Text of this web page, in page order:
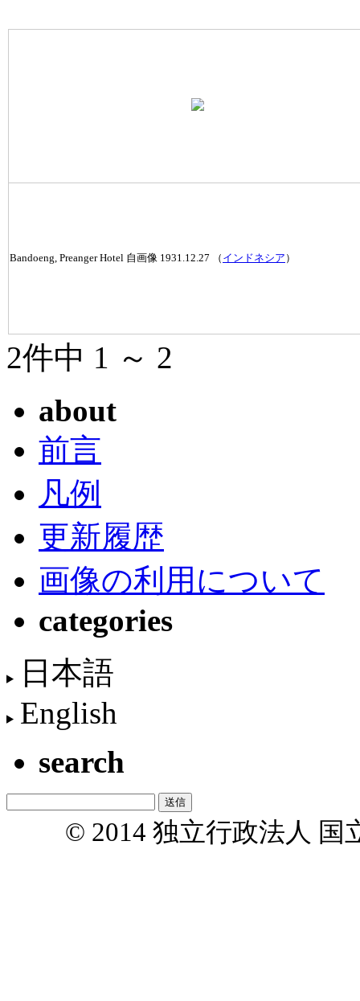
Bandoeng, Preanger Hotel 自画像 1931.12.27 （ インドネシア ）
2件中 1 ～ 2
about
前言
凡例
更新履歴
画像の利用について
categories
日本語
English
search
© 2014 独立行政法人 国